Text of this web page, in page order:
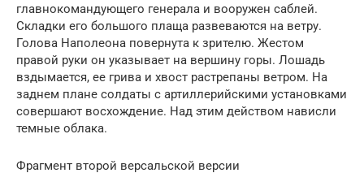
главнокомандующего генерала и вооружен саблей.
Складки его большого плаща развеваются на ветру.
Голова Наполеона повернута к зрителю. Жестом
правой руки он указывает на вершину горы. Лошадь
вздымается, ее грива и хвост растрепаны ветром. На
заднем плане солдаты с артиллерийскими установками
совершают восхождение. Над этим действом нависли
темные облака.
Фрагмент второй версальской версии